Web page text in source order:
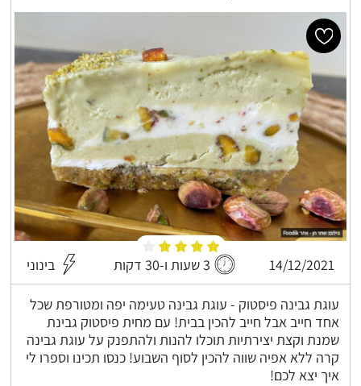
14/12/2021 3 שעות ו-30 דקות בינוני
עוגת גבינה פיסטוק - עוגת גבינה טעימה יפה ומטורפת שכל
אחד חייב אבל חייב להכין בבית! עם מחית פיסטוק גבינת
שמנת וקצת יצירתיות תוכלו להנות ולהתפנק על עוגת גבינה
קרה ללא אפיה שווה להכין לסוף השבוע! כנסו תכינו וספרו לי
איך יצא לכם!